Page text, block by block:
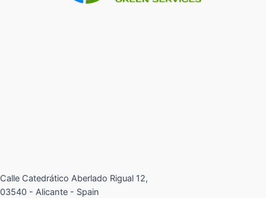
Calle Catedrático Aberlado Rigual 12,
03540 - Alicante - Spain